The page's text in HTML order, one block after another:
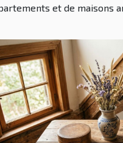
et de maisons